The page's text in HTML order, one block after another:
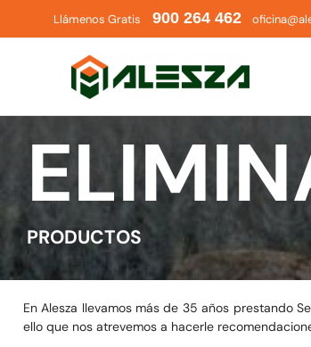
Llámenos Gratis 900 264 462
PRODUCTOS
En Alesza llevamos más de 35 años prestando
ello que nos atrevemos a hacerle